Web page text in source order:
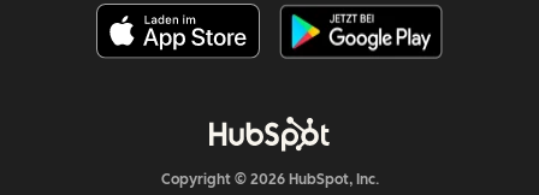
Copyright © 2026 HubSpot, Inc.